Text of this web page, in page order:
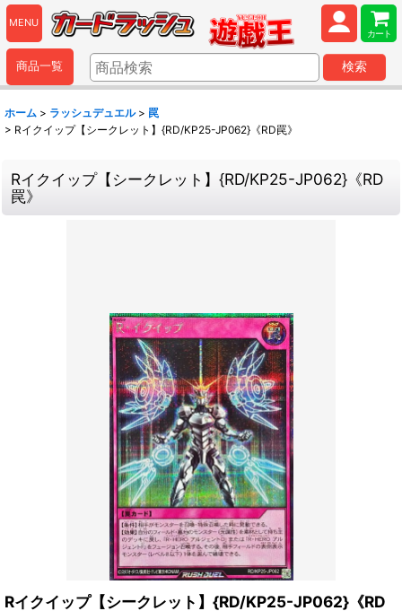
MENU
カート
商品一覧 検索
ホーム > ラッシュデュエル > 罠
> Rイクイップ【シークレット】{RD/KP25-JP062}《RD罠》
Rイクイップ【シークレット】{RD/KP25-JP062}《RD
罠》
Rイクイップ【シークレット】{RD/KP25-JP062}《RD